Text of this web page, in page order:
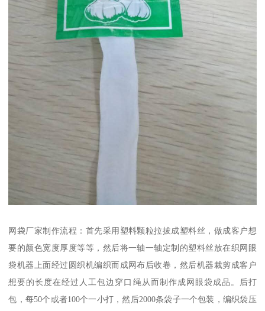
网袋厂家制作流程：首先采用塑料颗粒拉拔成塑料丝，做成客户想
要的颜色宽度厚度等等，然后将一轴一轴定制的塑料丝放在织网眼
袋机器上面经过圆织机编织而成网布后收卷，然后机器裁剪成客户
想要的长度在经过人工包边穿口绳从而制作成网眼袋成品。后打
包，每50个或者100个一小打，然后2000条袋子一个包装，编织袋压